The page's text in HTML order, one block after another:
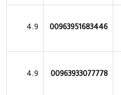
00963951683446
4.9
00963933077778
4.9